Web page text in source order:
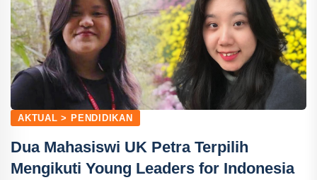
AKTUAL > PENDIDIKAN
Dua Mahasiswi UK Petra Terpilih
Mengikuti Young Leaders for Indonesia